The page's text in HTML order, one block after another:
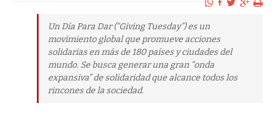
Un Día Para Dar (“Giving Tuesday”) es un
movimiento global que promueve acciones
solidarias en más de 180 países y ciudades del
mundo. Se busca generar una gran “onda
expansiva” de solidaridad que alcance todos los
rincones de la sociedad.